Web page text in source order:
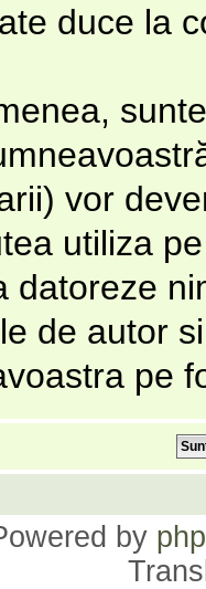
duce la
vor
utiliza
datoreze
de autor
pe
by